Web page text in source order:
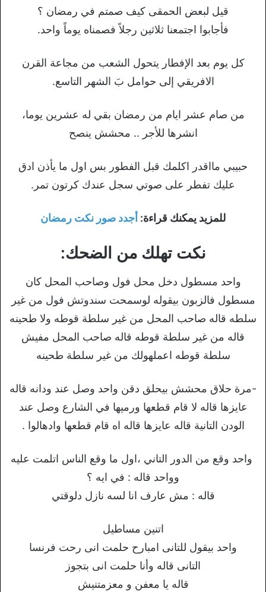
قيل لبعض الحمقى كيف صمتم في رمضان ؟
فأجابوا اجتمعنا ثلاثين رجلاً فصمناه يوماً واحد.
كل يوم بعد الإفطار يتحول الشعب من مجاعة القرن
الافريقي إلى حوامل بَ الشهر التاسع.
من صام عشر ايام من رمضان بقي له عشرين يوما،
انشرها للأجر .. محشش ينصح
حبيبي مااقدر اكلمك قبل الفطور بس اول ما يأذن ادق
عليك تفطر على صوتي سجل عندك كرتون تمر.
للمزيد يمكنك قراءة: أجدد صور نكت رمضان
نكت تهلك من الضحك:
واﺣﺪ ﻣﺴﻄﻮل دﺧﻞ ﻣﺤﻞ ﻓﻮل وﺻﺎﺣﺐ اﻟﻤﺤﻞ ﻛﺎن
ﻣﺴﻄﻮل ﻓﺎﻟﺰﺑﻮن ﺑﻴﻘﻮﻟﻪ ‫ﻟﻮﺳﻤﺤﺖ ﺳﻨﺪوﺗﺶ ﻓﻮل ﻣﻦ ﻏﻴﺮ
ﺳﻠﻄﻪ ﻗﺎﻟﻪ ﺻﺎﺣﺐ اﻟﻤﺤﻞ ﻣﻦ ﻏﻴﺮ ﺳﻠﻄﺔ ‫ﻗﻮﻃﻪ وﻻ ﻃﺤﻴﻨﻪ
ﻗﺎﻟﻪ ﻣﻦ ﻏﻴﺮ ﺳﻠﻄﺔ ﻗﻮﻃﻪ ﻗﺎﻟﻪ ﺻﺎﺣﺐ اﻟﻤﺤﻞ ﻣﻔﻴﺶ
ﺳﻠﻄﺔ ‫ﻗﻮﻃﻪ اﻋﻤﻠﻬﻮﻟﻚ ﻣﻦ ﻏﻴﺮ ﺳﻠﻄﺔ ﻃﺤﻴﻨﻪ
-مرة حلاق محشش بيحلق دقن واحد وصل عند ودانه قاله
عايزها قاله لا قام قطعها ورميها في الشارع وصل عند
الودن التانية قاله عايزها قاله اه قام قطعها وادهالوا .
واحد وقع من الدور التاني ،اول ما وقع الناس اتلمت عليه
وواحد قاله : في ايه ؟
قاله : مش عارف انا لسه نازل دلوقتي
اتنين مساطيل
واحد بيقول للتانى امبارح حلمت انى رحت فرنسا
التانى قاله وأنا حلمت انى بتجوز
قاله يا معفن و معزمتنيش